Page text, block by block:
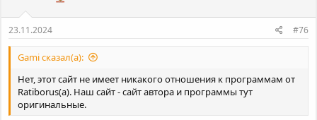
23.11.2024 #76
Gami сказал(а):
Нет, этот сайт не имеет никакого отношения к программам от
Ratiborus(а). Наш сайт - сайт автора и программы тут
оригинальные.